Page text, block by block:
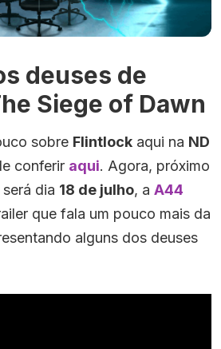
deuses de
Siege of Dawn
sobre Flintlock aqui na ND
conferir aqui. Agora, próximo
dia 18 de julho, a A44
que fala um pouco mais da
alguns dos deuses